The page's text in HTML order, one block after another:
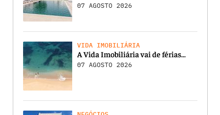
07 AGOSTO 2026
VIDA IMOBILIÁRIA
A Vida Imobiliária vai de férias…
07 AGOSTO 2026